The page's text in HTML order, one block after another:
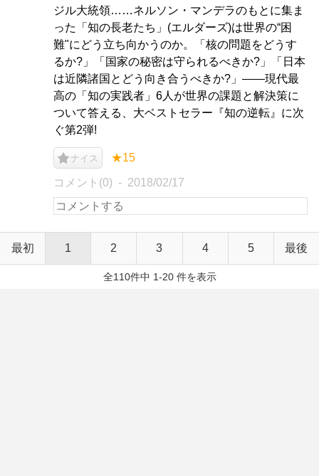
ジル大統領……ネルソン・マンデラのもとに集ま
った「知の長老たち」(エルダーズ)は世界の“困
難"にどう立ち向かうのか。「核の問題をどうす
るか?」「国家の秘密は守られるべきか?」「日本
は近隣諸国とどう向き合うべきか?」――現代最
高の「知の実践者」6人が世界の課題と解決策に
ついて答える、大ベストセラー『知の逆転』に次
ぐ第2弾!
ナイス ★15
コメント(0) 2018/02/17
最初 1 2 3 4 5 最後
全110件中 1-20 件を表示